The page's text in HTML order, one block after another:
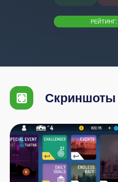
РЕЙТИНГ:
Скриншоты